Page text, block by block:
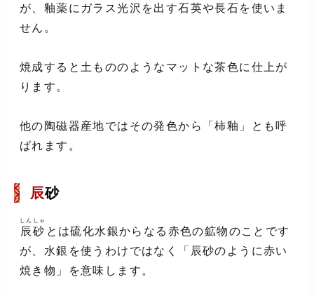
が、釉薬にガラス光沢を出す石英や長石を使いま
せん。
焼成すると土もののようなマットな茶色に仕上が
ります。
他の陶磁器産地ではその発色から「柿釉」とも呼
ばれます。
辰砂
辰砂
しんしゃ
とは硫化水銀からなる赤色の鉱物のことです
が、水銀を使うわけではなく「辰砂のように赤い
焼き物」を意味します。